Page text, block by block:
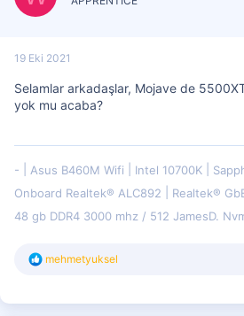
19 Eki 2021
Selamlar arkadaşlar, Mojave de 5500XT
yok mu acaba?
- Asus B460M Wifi Intel 10700K
Onboard Realtek® ALC892
Realtek®
48 gb DDR4 3000 mhz / 512 JamesD.
T
k
mehmetyuksel